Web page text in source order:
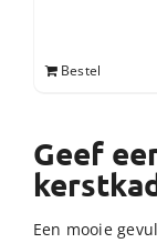
Bestel
Geef
Een mooie